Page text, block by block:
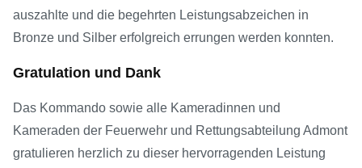
auszahlte und die begehrten Leistungsabzeichen in
Bronze und Silber erfolgreich errungen werden konnten.
Gratulation und Dank
Das Kommando sowie alle Kameradinnen und
Kameraden der Feuerwehr und Rettungsabteilung Admont
gratulieren herzlich zu dieser hervorragenden Leistung